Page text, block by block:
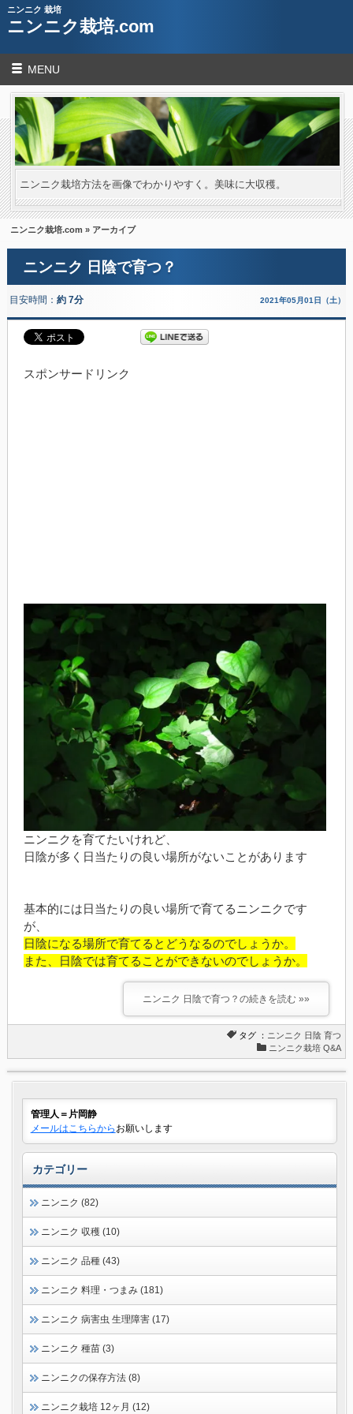
ニンニク 栽培
ニンニク栽培.com
MENU
ニンニク栽培方法を画像でわかりやすく。美味に大収穫。
ニンニク栽培.com » アーカイブ
ニンニク 日陰で育つ？
目安時間： 約 7分 2021年05月01日（土）
スポンサードリンク
ニンニクを育てたいけれど、
日陰が多く日当たりの良い場所がないことがあります
基本的には日当たりの良い場所で育てるニンニクです
が、
日陰になる場所で育てるとどうなるのでしょうか。
また、日陰では育てることができないのでしょうか。
ニンニク 日陰で育つ？の続きを読む »»
タグ ： ニンニク 日陰 育つ
ニンニク栽培 Q&A
管理人＝片岡静
メールはこちらから お願いします
カテゴリー
ニンニク (82)
ニンニク 収穫 (10)
ニンニク 品種 (43)
ニンニク 料理・つまみ (181)
ニンニク 病害虫 生理障害 (17)
ニンニク 種苗 (3)
ニンニクの保存方法 (8)
ニンニク栽培 12ヶ月 (12)